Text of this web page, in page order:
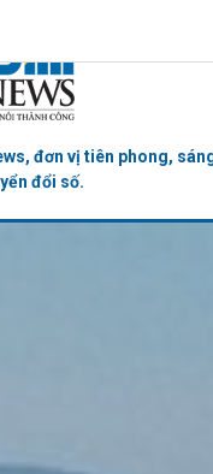
đơn vị tiên phong,
đổi số.